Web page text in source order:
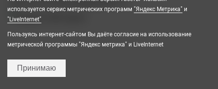
используется сервис метрических программ "Яндекс Метрика" и
"LiveInternet"
Пользуясь интернет-сайтом Вы даёте согласие на использование
метрической программы "Яндекс метрика" и LiveInternet
Принимаю